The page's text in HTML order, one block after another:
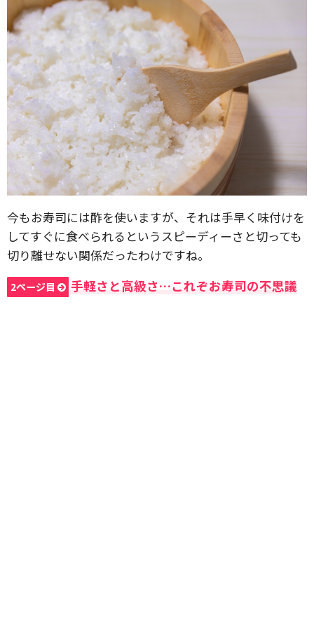
今もお寿司には酢を使いますが、それは手早く味付けを
してすぐに食べられるというスピーディーさと切っても
切り離せない関係だったわけですね。
2ページ目 手軽さと高級さ…これぞお寿司の不思議